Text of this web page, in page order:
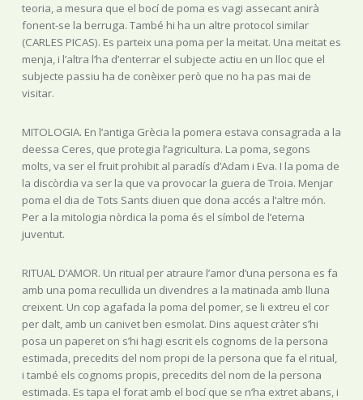
teoria, a mesura que el bocí de poma es vagi assecant anirà
fonent-se la berruga. També hi ha un altre protocol similar
(CARLES PICAS). Es parteix una poma per la meitat. Una meitat es
menja, i l’altra l’ha d’enterrar el subjecte actiu en un lloc que el
subjecte passiu ha de conèixer però que no ha pas mai de
visitar.
MITOLOGIA. En l’antiga Grècia la pomera estava consagrada a la
deessa Ceres, que protegia l’agricultura. La poma, segons
molts, va ser el fruit prohibit al paradís d’Adam i Eva. I la poma de
la discòrdia va ser la que va provocar la guera de Troia. Menjar
poma el dia de Tots Sants diuen que dona accés a l’altre món.
Per a la mitologia nòrdica la poma és el símbol de l’eterna
juventut.
RITUAL D’AMOR. Un ritual per atraure l’amor d’una persona es fa
amb una poma recullida un divendres a la matinada amb lluna
creixent. Un cop agafada la poma del pomer, se li extreu el cor
per dalt, amb un canivet ben esmolat. Dins aquest cràter s’hi
posa un paperet on s’hi hagi escrit els cognoms de la persona
estimada, precedits del nom propi de la persona que fa el ritual,
i també els cognoms propis, precedits del nom de la persona
estimada. Es tapa el forat amb el bocí que se n’ha extret abans, i